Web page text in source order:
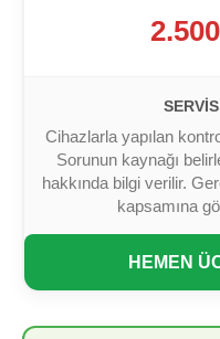
Cihazlarla yapılan
Sorunun kaynağı
hakkında bilgi verilir.
kapsamına
HEMEN